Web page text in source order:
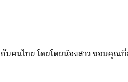
บคนไทย โดยโดยน้องสาว ขอบคุณ